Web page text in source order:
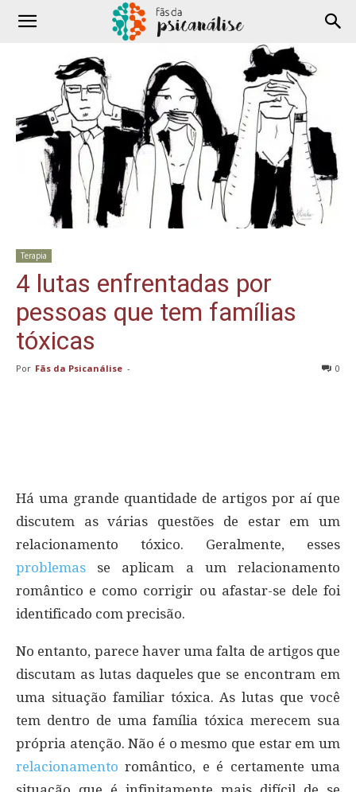
Terapia
4 lutas enfrentadas por
pessoas que tem famílias
tóxicas
Por Fãs da Psicanálise - 0
Há uma grande quantidade de artigos por aí que
discutem as várias questões de estar em um
relacionamento tóxico. Geralmente, esses
problemas se aplicam a um relacionamento
romântico e como corrigir ou afastar-se dele foi
identificado com precisão.
No entanto, parece haver uma falta de artigos que
discutam as lutas daqueles que se encontram em
uma situação familiar tóxica. As lutas que você
tem dentro de uma família tóxica merecem sua
própria atenção. Não é o mesmo que estar em um
relacionamento romântico, e é certamente uma